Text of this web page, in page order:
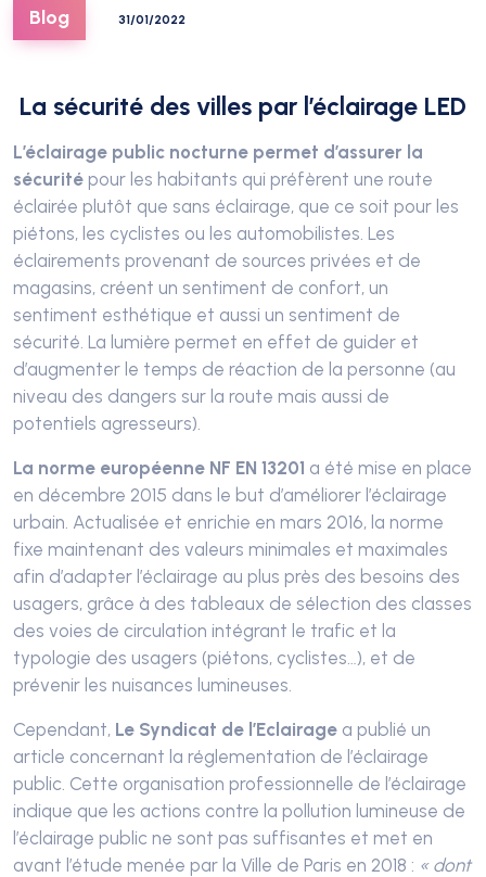
Blog 31/01/2022
La sécurité des villes par l’éclairage LED
L’éclairage public nocturne permet d’assurer la
sécurité pour les habitants qui préfèrent une route
éclairée plutôt que sans éclairage, que ce soit pour les
piétons, les cyclistes ou les automobilistes. Les
éclairements provenant de sources privées et de
magasins, créent un sentiment de confort, un
sentiment esthétique et aussi un sentiment de
sécurité. La lumière permet en effet de guider et
d’augmenter le temps de réaction de la personne (au
niveau des dangers sur la route mais aussi de
potentiels agresseurs).
La norme européenne NF EN 13201 a été mise en place
en décembre 2015 dans le but d’améliorer l’éclairage
urbain. Actualisée et enrichie en mars 2016, la norme
fixe maintenant des valeurs minimales et maximales
afin d’adapter l’éclairage au plus près des besoins des
usagers, grâce à des tableaux de sélection des classes
des voies de circulation intégrant le trafic et la
typologie des usagers (piétons, cyclistes…), et de
prévenir les nuisances lumineuses.
Cependant, Le Syndicat de l’Eclairage a publié un
article concernant la réglementation de l’éclairage
public. Cette organisation professionnelle de l’éclairage
indique que les actions contre la pollution lumineuse de
l’éclairage public ne sont pas suffisantes et met en
avant l’étude menée par la Ville de Paris en 2018 : « dont